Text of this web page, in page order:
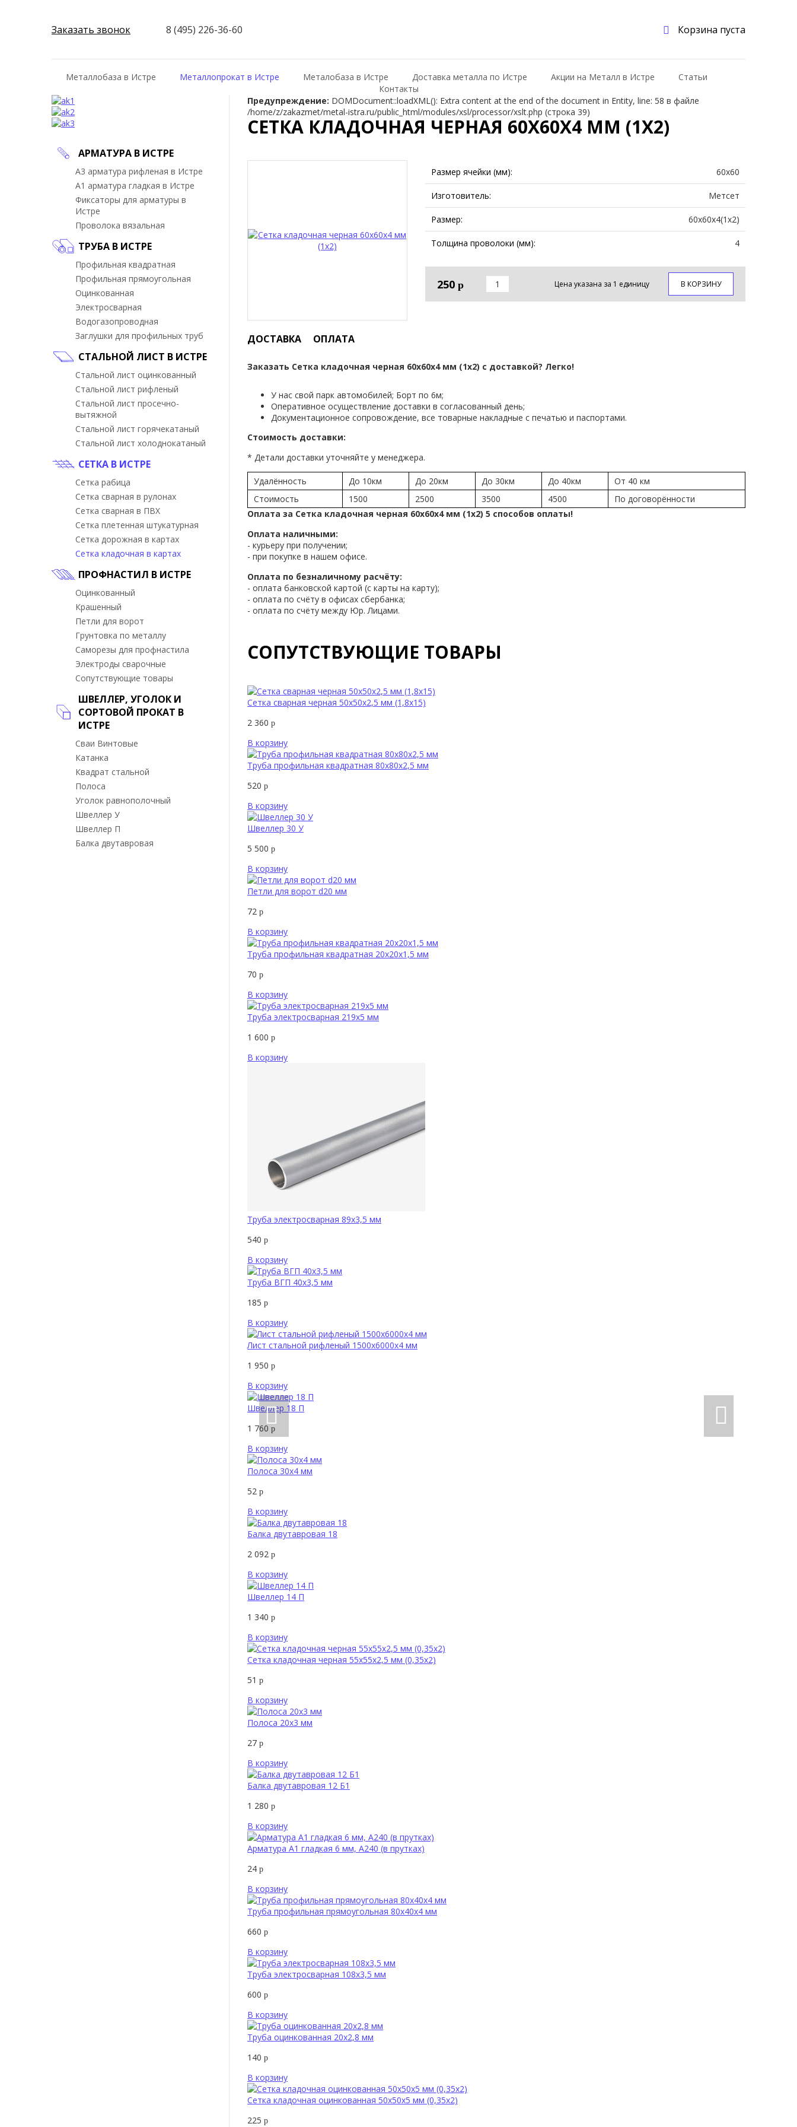
Предупреждение: DOMDocument::loadXML(): Extra content at the end of the document in Entity, line: 58 в файле
/home/z/zakazmet/metal-istra.ru/public_html/modules/xsl/processor/xslt.php (строка 39)
СЕТКА КЛАДОЧНАЯ ЧЕРНАЯ 60Х60Х4 ММ (1Х2)
Размер ячейки (мм): 60х60
Изготовитель: Метсет
Размер: 60х60х4(1х2)
Толщина проволоки (мм): 4
250 р Цена указана за 1 единицу В КОРЗИНУ
ДОСТАВКА ОПЛАТА
Заказать Сетка кладочная черная 60х60х4 мм (1х2) с доставкой? Легко!
У нас свой парк автомобилей; Борт по 6м;
Оперативное осуществление доставки в согласованный день;
Документационное сопровождение, все товарные накладные с печатью и паспортами.
Стоимость доставки:
* Детали доставки уточняйте у менеджера.
Удалённость До 10км До 20км До 30км До 40км
От 40 км
Стоимость
1500 2500 3500 4500
По договорённости
Оплата за Сетка кладочная черная 60х60х4 мм (1х2) 5 способов оплаты!
Оплата наличными:
- курьеру при получении;
- при покупке в нашем офисе.
Оплата по безналичному расчёту:
- оплата банковской картой (с карты на карту);
- оплата по счёту в офисах сбербанка;
- оплата по счёту между Юр. Лицами.
СОПУТСТВУЮЩИЕ ТОВАРЫ
Сетка сварная черная 50х50х2,5 мм (1,8х15)
2 360 р
В корзину
Труба профильная квадратная 80х80х2,5 мм
520 р
В корзину
Швеллер 30 У
5 500 р
В корзину
Петли для ворот d20 мм
72 р
В корзину
Труба профильная квадратная 20х20х1,5 мм
70 р
В корзину
Труба электросварная 219х5 мм
1 600 р
В корзину
Труба электросварная 89х3,5 мм
540 р
В корзину
Труба ВГП 40х3,5 мм
185 р
В корзину
Лист стальной рифленый 1500х6000х4 мм
1 950 р
В корзину
Швеллер 18 П
1 760 р
В корзину
Полоса 30х4 мм
52 р
В корзину
Балка двутавровая 18
2 092 р
В корзину
Швеллер 14 П
1 340 р
В корзину
Сетка кладочная черная 55х55х2,5 мм (0,35х2)
51 р
В корзину
Полоса 20х3 мм
27 р
В корзину
Балка двутавровая 12 Б1
1 280 р
В корзину
Арматура А1 гладкая 6 мм, А240 (в прутках)
24 р
В корзину
Труба профильная прямоугольная 80х40х4 мм
660 р
В корзину
Труба электросварная 108х3,5 мм
600 р
В корзину
Труба оцинкованная 20х2,8 мм
140 р
В корзину
Сетка кладочная оцинкованная 50х50х5 мм (0,35х2)
225 р
АРМАТУРА В ИСТРЕ
А3 арматура рифленая в Истре
А1 арматура гладкая в Истре
Фиксаторы для арматуры в
Истре
Проволока вязальная
ТРУБА В ИСТРЕ
Профильная квадратная
Профильная прямоугольная
Оцинкованная
Электросварная
Водогазопроводная
Заглушки для профильных труб
СТАЛЬНОЙ ЛИСТ В ИСТРЕ
Стальной лист оцинкованный
Стальной лист рифленый
Стальной лист просечно-
вытяжной
Стальной лист горячекатаный
Стальной лист холоднокатаный
СЕТКА В ИСТРЕ
Сетка рабица
Сетка сварная в рулонах
Сетка сварная в ПВХ
Сетка плетенная штукатурная
Сетка дорожная в картах
Сетка кладочная в картах
ПРОФНАСТИЛ В ИСТРЕ
Оцинкованный
Крашенный
Петли для ворот
Грунтовка по металлу
Саморезы для профнастила
Электроды сварочные
Сопутствующие товары
ШВЕЛЛЕР, УГОЛОК И
СОРТОВОЙ ПРОКАТ В
ИСТРЕ
Сваи Винтовые
Катанка
Квадрат стальной
Полоса
Уголок равнополочный
Швеллер У
Швеллер П
Балка двутавровая
Заказать звонок 8 (495) 226-36-60 Корзина пуста
Металлобаза в Истре Металлопрокат в Истре Металобаза в Истре Доставка металла по Истре Акции на Металл в Истре
Статьи
Контакты